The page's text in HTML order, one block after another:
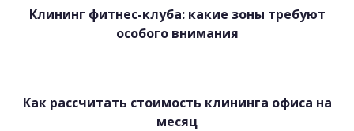
Клининг фитнес-клуба: какие зоны требуют
особого внимания
Как рассчитать стоимость клининга офиса на
месяц